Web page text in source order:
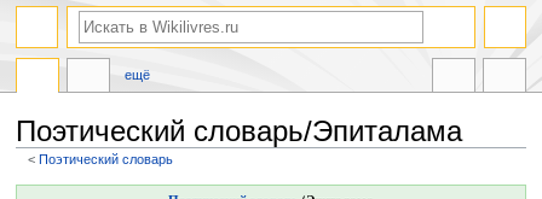
Поэтический словарь/Эпиталама
<Поэтический словарь
ещё